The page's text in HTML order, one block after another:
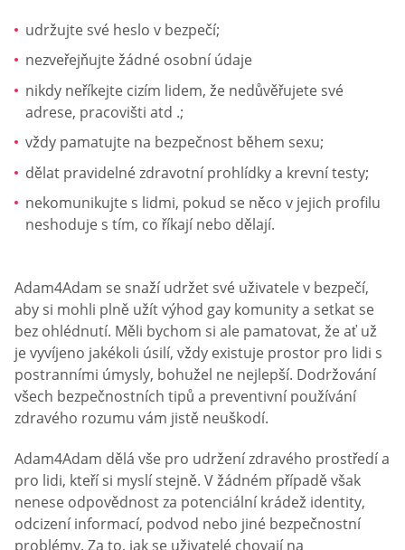
udržujte své heslo v bezpečí;
nezveřejňujte žádné osobní údaje
nikdy neříkejte cizím lidem, že nedůvěřujete své
adrese, pracovišti atd .;
vždy pamatujte na bezpečnost během sexu;
dělat pravidelné zdravotní prohlídky a krevní testy;
nekomunikujte s lidmi, pokud se něco v jejich profilu
neshoduje s tím, co říkají nebo dělají.
Adam4Adam se snaží udržet své uživatele v bezpečí,
aby si mohli plně užít výhod gay komunity a setkat se
bez ohlédnutí. Měli bychom si ale pamatovat, že ať už
je vyvíjeno jakékoli úsilí, vždy existuje prostor pro lidi s
postranními úmysly, bohužel ne nejlepší. Dodržování
všech bezpečnostních tipů a preventivní používání
zdravého rozumu vám jistě neuškodí.
Adam4Adam dělá vše pro udržení zdravého prostředí a
pro lidi, kteří si myslí stejně. V žádném případě však
nenese odpovědnost za potenciální krádež identity,
odcizení informací, podvod nebo jiné bezpečnostní
problémy. Za to, jak se uživatelé chovají na